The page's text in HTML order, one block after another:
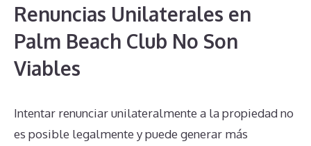
Renuncias Unilaterales en
Palm Beach Club No Son
Viables
Intentar renunciar unilateralmente a la propiedad no
es posible legalmente y puede generar más